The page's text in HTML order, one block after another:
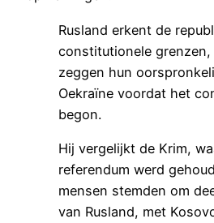
Rusland erkent de
constitutionele
zeggen hun
Oekraïne voordat het
begon.
Hij vergelijkt de Krim,
referendum werd
mensen stemden om
van Rusland, met